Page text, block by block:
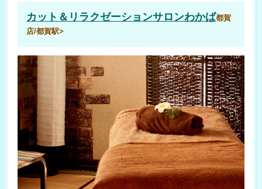
カット＆リラクゼーションサロンわかば都賀
店/都賀駅>